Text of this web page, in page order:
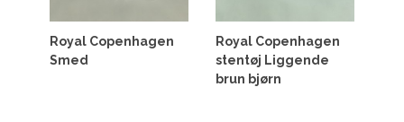
Royal Copenhagen
Smed
Royal Copenhagen
stentøj Liggende
brun bjørn